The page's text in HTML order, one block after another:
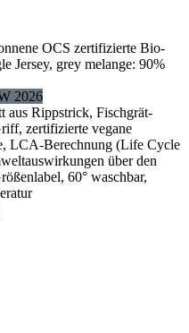
OCS zertifizierte Bio-
Jersey, grey melange: 90%
2026
aus Rippstrick, Fischgrät-
zertifizierte vegane
LCA-Berechnung (Life Cycle
über den
60° waschbar,